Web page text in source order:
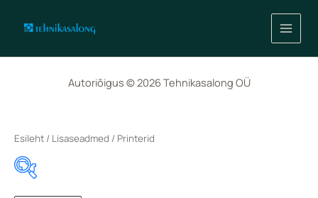
Esileht / Lisaseadmed / Printerid
Autoriõigus © 2026 Tehnikasalong OÜ